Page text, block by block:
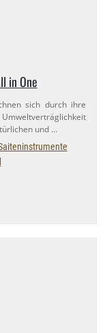
in One
sich durch ihre
und …